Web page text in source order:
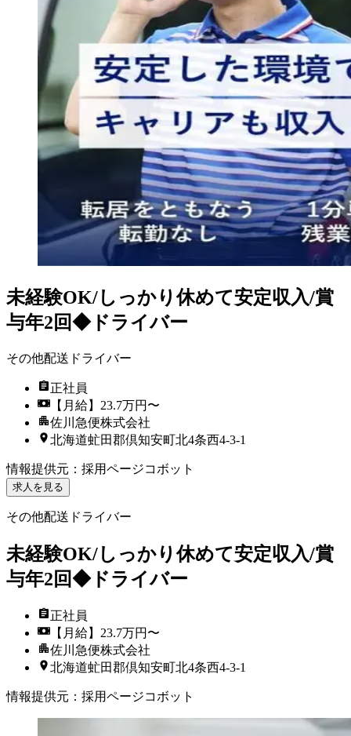
未経験OK/しっかり休めて安定収入/賞
与年2回◆ドライバー
その他配送ドライバー
正社員
【月給】23.7万円〜
佐川急便株式会社
北海道虻田郡倶知安町北4条西4-3-1
情報提供元 ： 採用ページコボット
求人を見る
その他配送ドライバー
未経験OK/しっかり休めて安定収入/賞
与年2回◆ドライバー
正社員
【月給】23.7万円〜
佐川急便株式会社
北海道虻田郡倶知安町北4条西4-3-1
情報提供元 ： 採用ページコボット